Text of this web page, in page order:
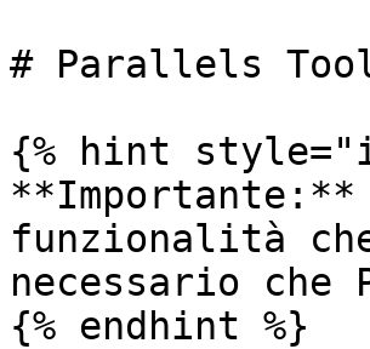
# Parallels
{% hint
funzionalità
necessario
{% endhint %}